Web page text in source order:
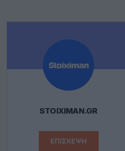
STOIXIMAN.GR
ΕΠΊΣΚΕΨΗ